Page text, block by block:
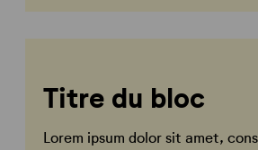
Titre du bloc
Lorem ipsum dolor sit amet,